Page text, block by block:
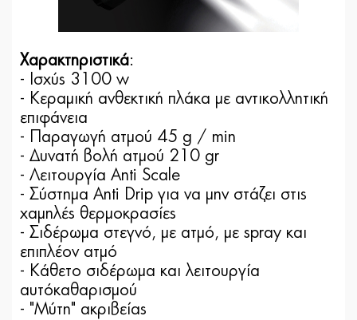
Χαρακτηριστικά:
- Ισχύς 3100 w
- Κεραμική ανθεκτική πλάκα με αντικολλητική
επιφάνεια
- Παραγωγή ατμού 45 g / min
- Δυνατή βολή ατμού 210 gr
- Λειτουργία Anti Scale
- Σύστημα Anti Drip για να μην στάζει στις
χαμηλές θερμοκρασίες
- Σιδέρωμα στεγνό, με ατμό, με spray και
επιπλέον ατμό
- Κάθετο σιδέρωμα και λειτουργία
αυτόκαθαρισμού
- "Μύτη" ακριβείας